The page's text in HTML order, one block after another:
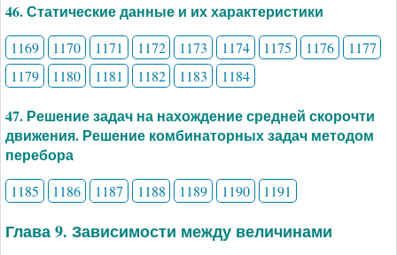
46. Статические данные и их характеристики
1169 1170 1171 1172 1173 1174 1175 1176
1177
1179
1180 1181 1182 1183 1184
47. Решение задач на нахождение средней скорочти
движения. Решение комбинаторных задач методом
перебора
1185 1186 1187 1188 1189 1190 1191
Глава 9. Зависимости между величинами